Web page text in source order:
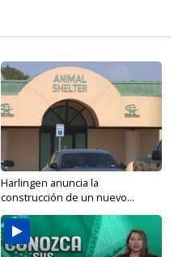
Harlingen anuncia la
construcción de un nuevo...